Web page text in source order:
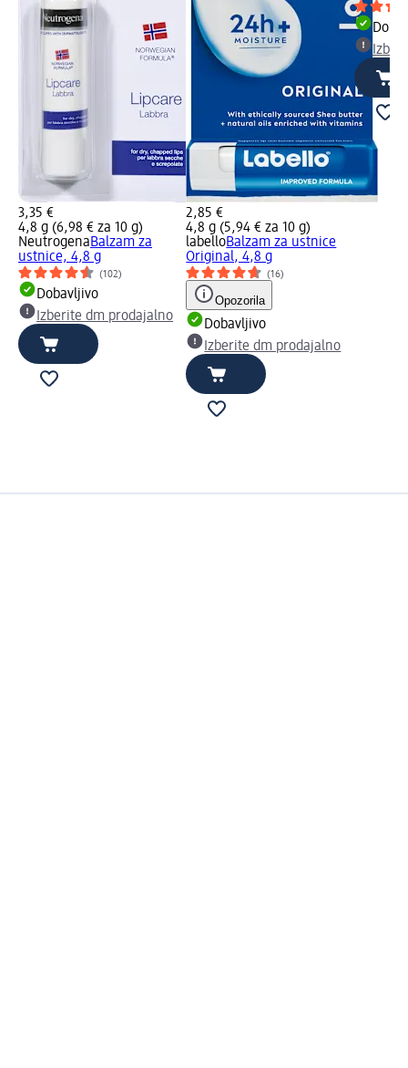
3,35 €
4,8 g (6,98 € za 10 g)
NeutrogenaBalzam za
ustnice, 4,8 g
(102)
Dobavljivo
Izberite dm prodajalno
2,85 €
4,8 g (5,94 € za 10 g)
labelloBalzam za ustnice
Original, 4,8 g
(16)
Opozorila
Dobavljivo
Izberite dm prodajalno